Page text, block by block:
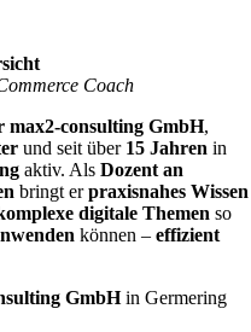
Coach
max2-consulting GmbH,
und seit über 15 Jahren in
aktiv. AlsDozent an
bringt erpraxisnahes Wissen
digitale Themen so
können –effizient
GmbHin Germering